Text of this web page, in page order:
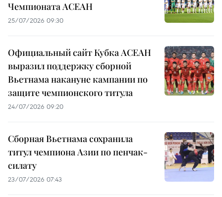
Чемпионата АСЕАН
25/07/2026 09:30
Официальный сайт Кубка АСЕАН
выразил поддержку сборной
Вьетнама накануне кампании по
защите чемпионского титула
24/07/2026 09:20
Сборная Вьетнама сохранила
титул чемпиона Азии по пенчак-
силату
23/07/2026 07:43